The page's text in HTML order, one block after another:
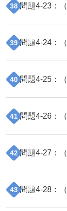
38 問題4-23 ：（
39 問題4-24 ：（
40 問題4-25 ：（
41 問題4-26 ：（
42 問題4-27 ：（
43 問題4-28 ：（